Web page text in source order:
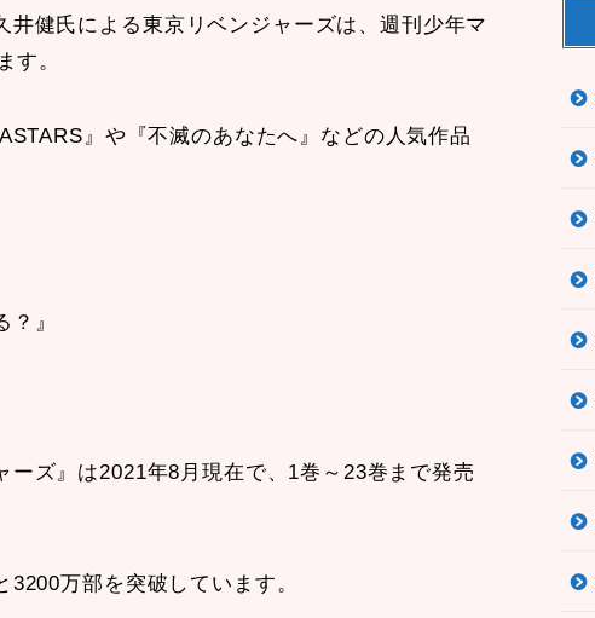
健氏による東京リベンジャーズは、週刊少年マ
す。
』や『不滅のあなたへ』などの人気作品
』
ズ』は2021年8月現在で、1巻～23巻まで発売
万部を突破しています。